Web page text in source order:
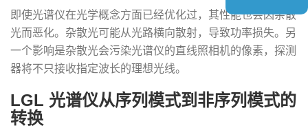
即使光谱仪在光学概念方面已经优化过，其性能也会因杂散
光而恶化。杂散光可能从光路横向散射，导致功率损失。另
一个影响是杂散光会污染光谱仪的直线照相机的像素，探测
器将不只接收指定波长的理想光线。
LGL 光谱仪从序列模式到非序列模式的
转换